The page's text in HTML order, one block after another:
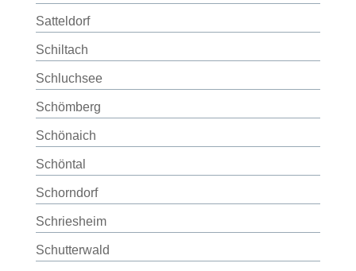
Satteldorf
Schiltach
Schluchsee
Schömberg
Schönaich
Schöntal
Schorndorf
Schriesheim
Schutterwald